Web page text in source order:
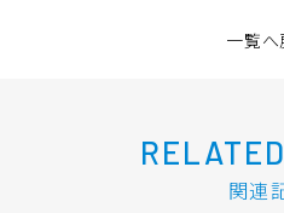
一覧へ
関連